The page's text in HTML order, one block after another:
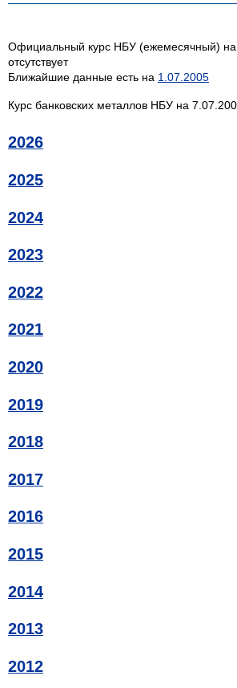
Официальный курс НБУ (ежемесячный)
отсутствует
Ближайшие данные есть на 1.07.2005
Курс банковских металлов НБУ на
2026
2025
2024
2023
2022
2021
2020
2019
2018
2017
2016
2015
2014
2013
2012